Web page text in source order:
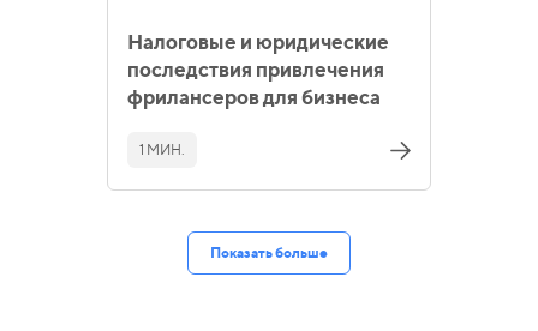
Налоговые и юридические
последствия привлечения
фрилансеров для бизнеса
1 МИН.
Показать больше